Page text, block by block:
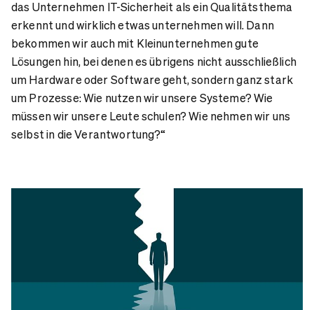
das Unternehmen IT-Sicherheit als ein Qualitätsthema
erkennt und wirklich etwas unternehmen will. Dann
bekommen wir auch mit Kleinunternehmen gute
Lösungen hin, bei denen es übrigens nicht ausschließlich
um Hardware oder Software geht, sondern ganz stark
um Prozesse: Wie nutzen wir unsere Systeme? Wie
müssen wir unsere Leute schulen? Wie nehmen wir uns
selbst in die Verantwortung?“